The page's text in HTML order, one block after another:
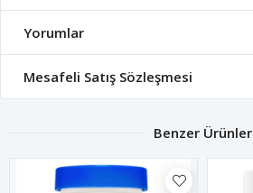
Yorumlar
Mesafeli Satış Sözleşmesi
Benzer Ürünler